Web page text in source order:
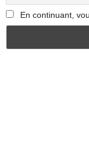
En continuant,